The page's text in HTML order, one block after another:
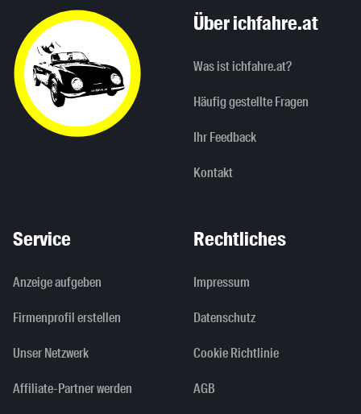
Über ichfahre.at
Was ist ichfahre.at?
Häufig gestellte Fragen
Ihr Feedback
Kontakt
Service
Anzeige aufgeben
Firmenprofil erstellen
Unser Netzwerk
Affiliate-Partner werden
Rechtliches
Impressum
Datenschutz
Cookie Richtlinie
AGB